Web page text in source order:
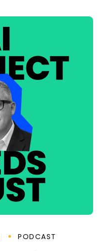
PODCAST